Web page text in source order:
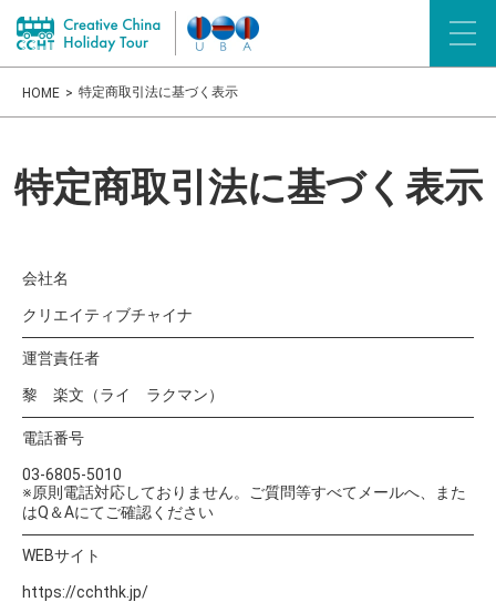
HOME 特定商取引法に基づく表示
特定商取引法に基づく表示
会社名
クリエイティブチャイナ
運営責任者
黎 楽文（ライ ラクマン）
電話番号
03-6805-5010
※原則電話対応しておりません。ご質問等すべてメールへ、また
はQ＆Aにてご確認ください
WEBサイト
https://cchthk.jp/